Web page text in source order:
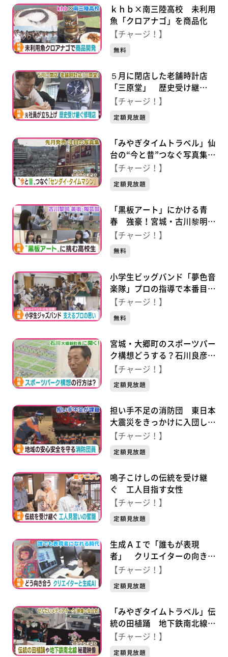
ｋｈｂ×南三陸高校 未利用
魚「クロアナゴ」を商品化
【チャージ！】
無料
５月に閉店した老舗時計店
「三原堂」 歴史受け継
ぐ“修理工房”
【チャージ！】
定額見放題
「みやぎタイムトラベル」仙
台の“今と昔”つなぐ写真集
「センダイ・タイムマシン」
【チャージ！】
定額見放題
「黒板アート」にかける青
春 強豪！宮城・古川黎明高
校の挑戦
【チャージ！】
無料
小学生ビッグバンド「夢色音
楽隊」プロの指導で本番目指
す
【チャージ！】
無料
宮城・大郷町のスポーツパー
ク構想どうする？石川良彦新
町長に聞く
【チャージ！】
定額見放題
担い手不足の消防団 東日本
大震災をきっかけに入団した
団員の思い
【チャージ！】
定額見放題
鳴子こけしの伝統を受け継
ぐ 工人目指す女性
【チャージ！】
定額見放題
生成ＡＩで「誰もが表現
者」 クリエイターの向き合
い方
【チャージ！】
定額見放題
「みやぎタイムトラベル」伝
統の田植踊 地下鉄南北線完
成までの秘蔵映像
【チャージ！】
定額見放題